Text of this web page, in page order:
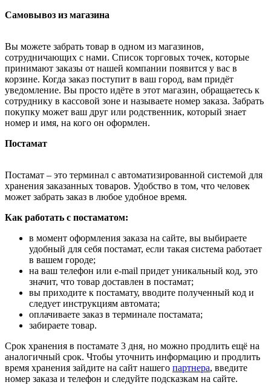
Самовывоз из магазина
Вы можете забрать товар в одном из магазинов,
сотрудничающих с нами. Список торговых точек, которые
принимают заказы от нашей компании появится у вас в
корзине. Когда заказ поступит в ваш город, вам придёт
уведомление. Вы просто идёте в этот магазин, обращаетесь к
сотруднику в кассовой зоне и называете номер заказа. Забрать
покупку может ваш друг или родственник, который знает
номер и имя, на кого он оформлен.
Постамат
Постамат – это терминал с автоматизированной системой для
хранения заказанных товаров. Удобство в том, что человек
может забрать заказ в любое удобное время.
Как работать с постаматом:
в момент оформления заказа на сайте, вы выбираете
удобный для себя постамат, если такая система работает
в вашем городе;
на ваш телефон или e-mail придет уникальный код, это
значит, что товар доставлен в постамат;
вы приходите к постамату, вводите полученный код и
следует инструкциям автомата;
оплачиваете заказ в терминале постамата;
забираете товар.
Срок хранения в постамате 3 дня, но можно продлить ещё на
аналогичный срок. Чтобы уточнить информацию и продлить
время хранения зайдите на сайт нашего партнера, введите
номер заказа и телефон и следуйте подсказкам на сайте.